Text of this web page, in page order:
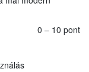
0 – 10 pont